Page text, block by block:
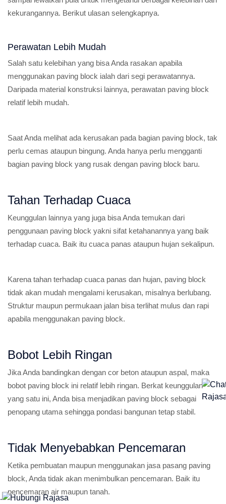
kekurangannya. Berikut ulasan selengkapnya.
Perawatan Lebih Mudah
Salah satu kelebihan yang bisa Anda rasakan apabila
menggunakan paving block ialah dari segi perawatannya.
Daripada material konstruksi lainnya, perawatan paving block
relatif lebih mudah.
Saat Anda melihat ada kerusakan pada bagian paving block, tak
perlu cemas ataupun bingung. Anda hanya perlu mengganti
bagian paving block yang rusak dengan paving block baru.
Tahan Terhadap Cuaca
Keunggulan lainnya yang juga bisa Anda temukan dari
penggunaan paving block yakni sifat ketahanannya yang baik
terhadap cuaca. Baik itu cuaca panas ataupun hujan sekalipun.
Karena tahan terhadap cuaca panas dan hujan, paving block
tidak akan mudah mengalami kerusakan, misalnya berlubang.
Struktur maupun permukaan jalan bisa terlihat mulus dan rapi
apabila menggunakan paving block.
Bobot Lebih Ringan
Jika Anda bandingkan dengan cor beton ataupun aspal, maka
bobot paving block ini relatif lebih ringan. Berkat keunggulan
yang satu ini, Anda bisa menjadikan paving block sebagai
penopang utama sehingga pondasi bangunan tetap stabil.
Tidak Menyebabkan Pencemaran
Ketika pembuatan maupun menggunakan jasa pasang paving
block, Anda tidak akan menimbulkan pencemaran. Baik itu
pencemaran air maupun tanah.
.